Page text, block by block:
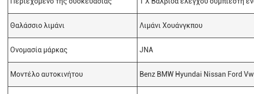
Θαλάσσιο λιμάνι Λιμάνι Χουάνγκπου
Ονομασία μάρκας JNA
Μοντέλο αυτοκινήτου Benz BMW Hyundai Nissan Ford